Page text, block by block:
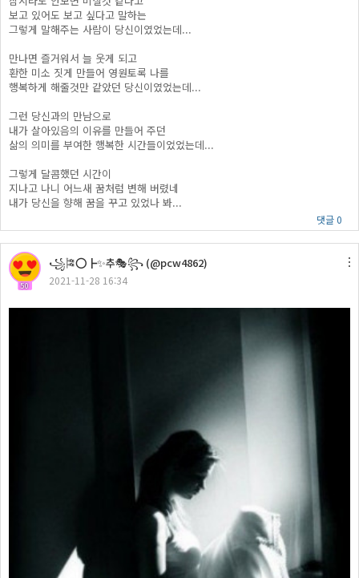
보고 있어도 보고 싶다고 말하는
그렇게 말해주는 사람이 당신이였었는데...
만나면 즐거워서 늘 웃게 되고
환한 미소 짓게 만들어 영원토록 나를
행복하게 해줄것만 같았던 당신이였었는데...
그런 당신과의 만남으로
내가 살아있음의 이유를 만들어 주던
삶의 의미를 부여한 행복한 시간들이었었는데...
그렇게 달콤했던 시간이
지나고 나니 어느새 꿈처럼 변해 버렸네
내가 당신을 향해 꿈을 꾸고 있었나 봐...
댓글 0
50
꧁🎏⭕┣✨추🎭꧂ (@pcw4862)
2021-11-28 16:34